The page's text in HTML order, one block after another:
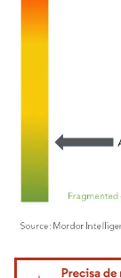
Imagem © Mordor